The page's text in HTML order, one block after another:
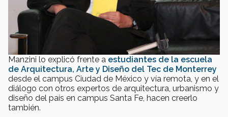
Manzini lo explicó frente a estudiantes de la escuela
de Arquitectura, Arte y Diseño del Tec de Monterrey
desde el campus Ciudad de México y vía remota, y en el
diálogo con otros expertos de arquitectura, urbanismo y
diseño del país en campus Santa Fe, hacen creerlo
también.